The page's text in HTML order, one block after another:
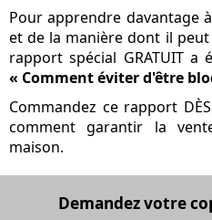
Pour apprendre davantage
et de la manière dont il
rapport spécial GRATUIT
« Comment éviter d'être
Commandez ce rapport
comment garantir la
maison.
Demandez votre